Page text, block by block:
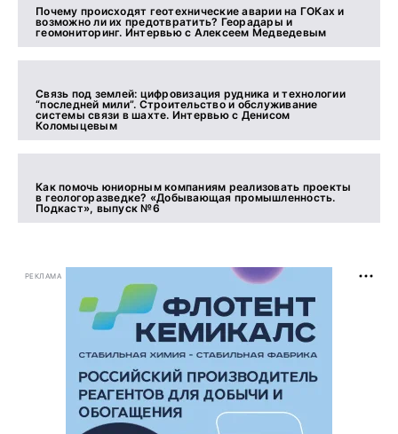
Почему происходят геотехнические аварии на ГОКах и
возможно ли их предотвратить? Георадары и
геомониторинг. Интервью с Алексеем Медведевым
Связь под землей: цифровизация рудника и технологии
“последней мили”. Строительство и обслуживание
системы связи в шахте. Интервью с Денисом
Коломыцевым
Как помочь юниорным компаниям реализовать проекты
в геологоразведке? «Добывающая промышленность.
Подкаст», выпуск №6
РЕКЛАМА